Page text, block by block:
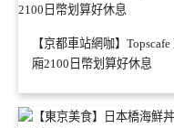
【京都車站網咖】
廂2100日幣划算好休息